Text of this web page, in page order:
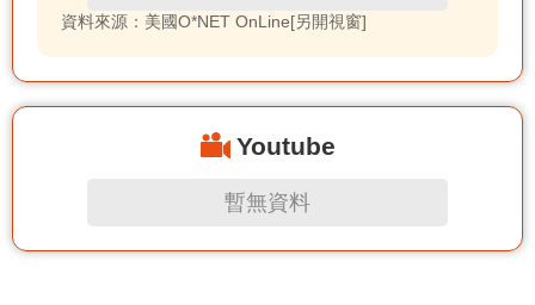
資料來源：美國O*NET OnLine[另開視窗]
Youtube
暫無資料